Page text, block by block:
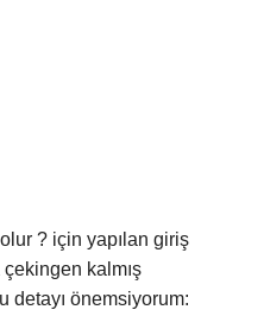
? için yapılan giriş
kalmış
detayı önemsiyorum: